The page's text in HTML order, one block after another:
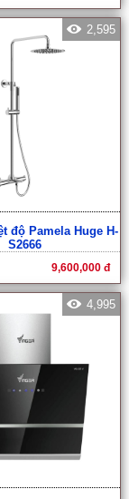
2,595
độ Pamela Huge H-
S2666
9,600,000 đ
4,995